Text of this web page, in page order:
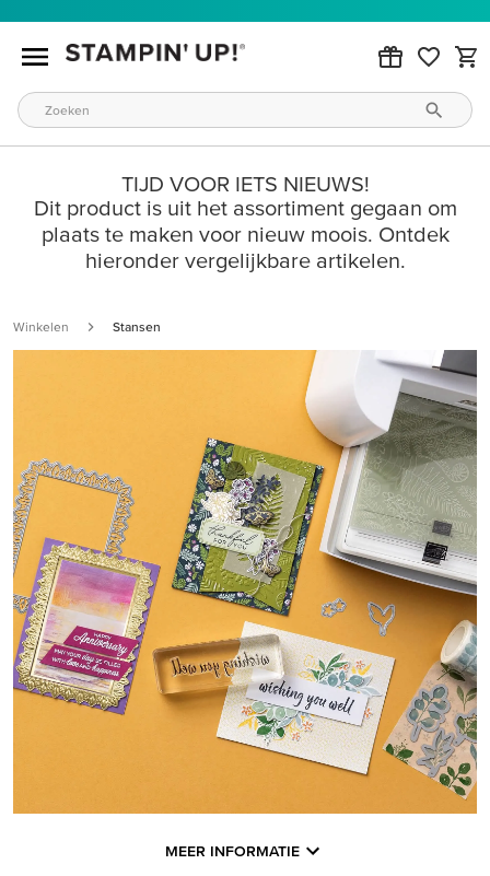
TIJD VOOR IETS NIEUWS!
Dit product is uit het assortiment gegaan om
plaats te maken voor nieuw moois. Ontdek
hieronder vergelijkbare artikelen.
Winkelen Stansen
MEER INFORMATIE